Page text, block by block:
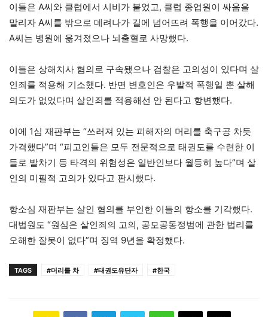
이들은 A씨와 클럽에서 시비가 붙었고, 클럽 종업원이 싸움을
말리자 A씨를 밖으로 데려나가 길에 넘어뜨려 폭행을 이어갔다.
A씨는 병원에 옮겨졌으나 뇌출혈로 사망했다.
이들은 상해치사 혐의로 구속됐으나 검찰은 고의성이 있다며 살
인죄를 적용해 기소했다. 반면 변호인은 우발적 폭행일 뿐 살해
의도가 없었다며 살인죄를 적용해선 안 된다고 항변했다.
이에 1심 재판부는 “쓰러져 있는 피해자의 머리를 축구공 차듯
가격했다”며 “피고인들은 모두 전문적으로 태권도를 수련한 이
들로 발차기 등 타격의 위험성은 일반인보다 월등히 높다”며 살
인의 미필적 고의가 있다고 판시했다.
항소심 재판부는 살인 혐의를 부인한 이들의 항소를 기각했다.
대법원도 “원심은 살인죄의 고의, 공모공동정범에 관한 법리를
오해한 잘못이 없다”며 징역 9년을 확정했다.
TAGS #머리를 차 #태권도유단자 #한국